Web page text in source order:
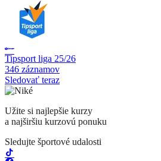
Tipsport liga 25/26
346 záznamov
Sledovať teraz
Užite si najlepšie kurzy
a najširšiu kurzovú ponuku
Sledujte športové udalosti